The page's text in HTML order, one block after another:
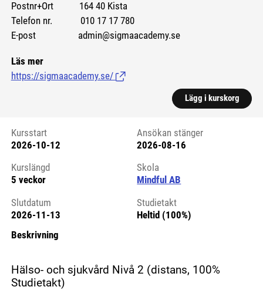
Postnr+Ort 164 40 Kista
Telefon nr. 010 17 17 780
E-post admin@sigmaacademy.se
Läs mer
https://sigmaacademy.se/ (Länk till extern sida.)
Lägg i kurskorg
Kursstart 6220041
Kursstart
2026-10-12
Ansökan stänger
2026-08-16
Kurslängd
5 veckor
Skola
Mindful AB
Slutdatum
2026-11-13
Studietakt
Heltid (100%)
Beskrivning
Hälso- och sjukvård Nivå 2 (distans, 100%
Studietakt)